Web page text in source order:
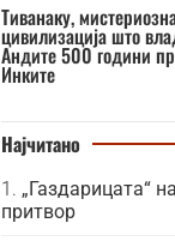
Тиванаку,
цивилизација што
Андите 500 години
Инките
Најчитано
„Газдарицата“
притвор